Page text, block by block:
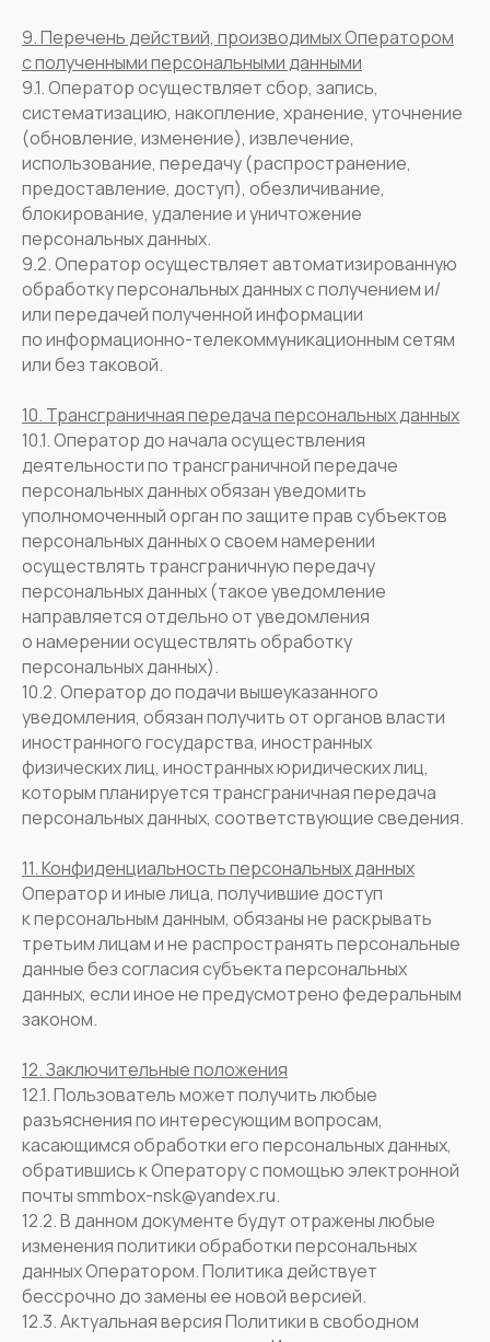
9. Перечень действий, производимых Оператором
с полученными персональными данными
9.1. Оператор осуществляет сбор, запись,
систематизацию, накопление, хранение, уточнение
(обновление, изменение), извлечение,
использование, передачу (распространение,
предоставление, доступ), обезличивание,
блокирование, удаление и уничтожение
персональных данных.
9.2. Оператор осуществляет автоматизированную
обработку персональных данных с получением и/
или передачей полученной информации
по информационно-телекоммуникационным сетям
или без таковой.
10. Трансграничная передача персональных данных
10.1. Оператор до начала осуществления
деятельности по трансграничной передаче
персональных данных обязан уведомить
уполномоченный орган по защите прав субъектов
персональных данных о своем намерении
осуществлять трансграничную передачу
персональных данных (такое уведомление
направляется отдельно от уведомления
о намерении осуществлять обработку
персональных данных).
10.2. Оператор до подачи вышеуказанного
уведомления, обязан получить от органов власти
иностранного государства, иностранных
физических лиц, иностранных юридических лиц,
которым планируется трансграничная передача
персональных данных, соответствующие сведения.
11. Конфиденциальность персональных данных
Оператор и иные лица, получившие доступ
к персональным данным, обязаны не раскрывать
третьим лицам и не распространять персональные
данные без согласия субъекта персональных
данных, если иное не предусмотрено федеральным
законом.
12. Заключительные положения
12.1. Пользователь может получить любые
разъяснения по интересующим вопросам,
касающимся обработки его персональных данных,
обратившись к Оператору с помощью электронной
почты smmbox-nsk@yandex.ru.
12.2. В данном документе будут отражены любые
изменения политики обработки персональных
данных Оператором. Политика действует
бессрочно до замены ее новой версией.
12.3. Актуальная версия Политики в свободном